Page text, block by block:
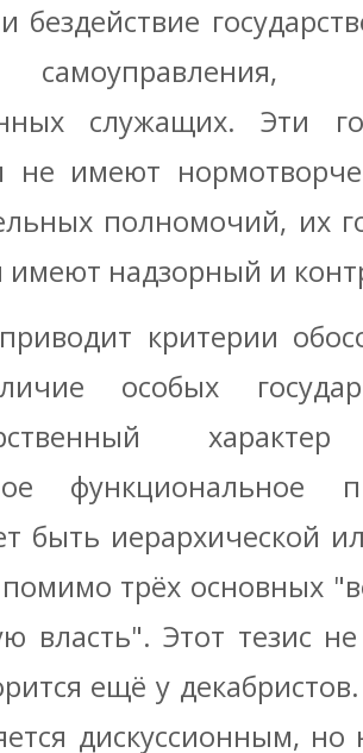
бездействие
служащих. Эти
не имеют
полномочий, их
надзорный и
критерии
особых
функциональное
быть иерархической
помимо трёх основных
власть". Этот тезис
ещё у
дискуссионным,